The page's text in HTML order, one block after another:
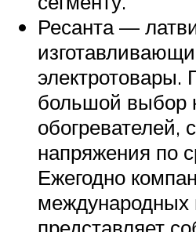
Ресанта —
электротовары.
большой выбор
обогревателей,
напряжения по
Ежегодно
международных